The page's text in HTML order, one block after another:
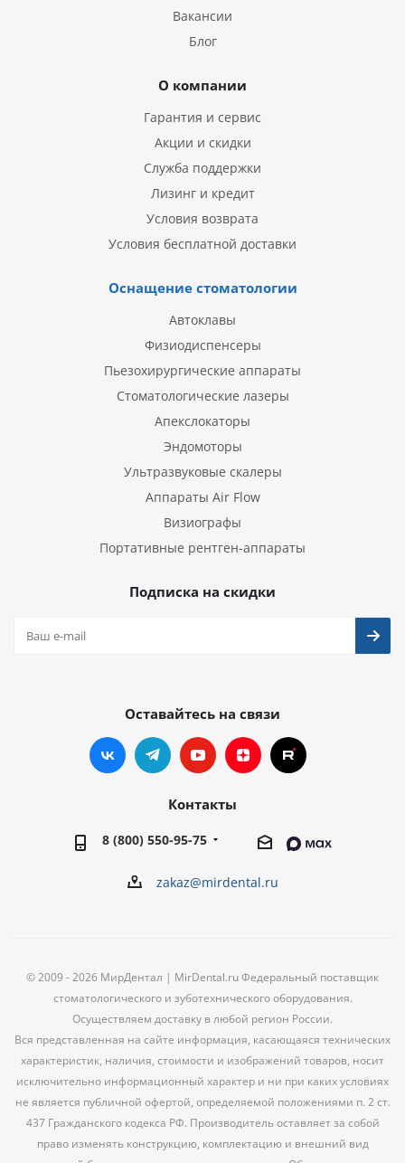
Вакансии
Блог
О компании
Гарантия и сервис
Акции и скидки
Служба поддержки
Лизинг и кредит
Условия возврата
Условия бесплатной доставки
Оснащение стоматологии
Автоклавы
Физиодиспенсеры
Пьезохирургические аппараты
Стоматологические лазеры
Апекслокаторы
Эндомоторы
Ультразвуковые скалеры
Аппараты Air Flow
Визиографы
Портативные рентген-аппараты
Подписка на скидки
Оставайтесь на связи
Контакты
8 (800) 550-95-75
zakaz@mirdental.ru
© 2009 - 2026 МирДентал | MirDental.ru Федеральный поставщик
стоматологического и зуботехнического оборудования.
Осуществляем доставку в любой регион России.
Вся представленная на сайте информация, касающаяся технических
характеристик, наличия, стоимости и изображений товаров, носит
исключительно информационный характер и ни при каких условиях
не является публичной офертой, определяемой положениями п. 2 ст.
437 Гражданского кодекса РФ. Производитель оставляет за собой
право изменять конструкцию, комплектацию и внешний вид